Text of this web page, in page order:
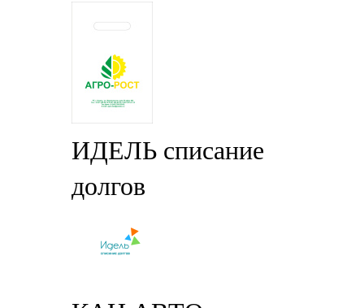
ИДЕЛЬ списание
долгов